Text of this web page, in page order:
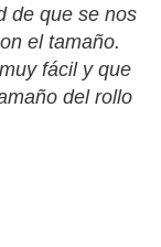
de que se nos
el tamaño.
fácil y que
del rollo